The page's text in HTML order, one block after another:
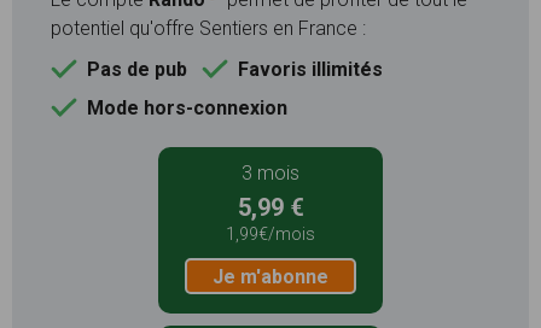
potentiel qu'offre Sentiers en France :
Pas de pub
Favoris illimités
Mode hors-connexion
3 mois
5,99 €
1,99€/mois
Je m'abonne